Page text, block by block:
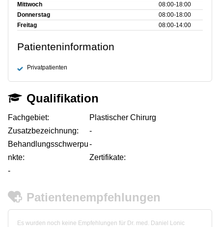
Mittwoch
08:00‑18:00
Donnerstag
08:00‑18:00
Freitag
08:00‑14:00
Patienteninformation
Privatpatienten
Qualifikation
Fachgebiet:
Plastischer Chirurg
Zusatzbezeichnung:
-
Behandlungsschwerpu
nkte:
-
Zertifikate:
-
Patientenempfehlungen
Es wurden noch keine Empfehlungen für Dr. med. Daniel Lonic